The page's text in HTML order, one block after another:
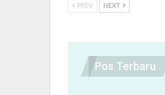
PREV NEXT
Pos Terbaru